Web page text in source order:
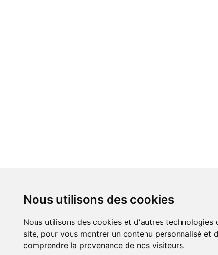
Nous utilisons des cookies
Nous utilisons des cookies et d'autres
site, pour vous montrer un contenu personnalisé
comprendre la provenance de nos visiteurs.